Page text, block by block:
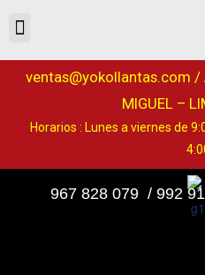
ventas@yokollantas.com /
MIGUEL –
Horarios : Lunes a viernes de
967 828 079 / 992